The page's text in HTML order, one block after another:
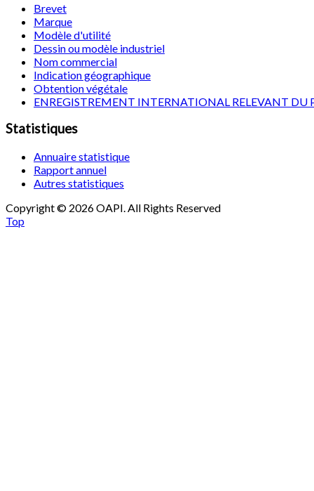
Brevet
Marque
Modèle d'utilité
Dessin ou modèle industriel
Nom commercial
Indication géographique
Obtention végétale
ENREGISTREMENT INTERNATIONAL RELEVANT DU
Statistiques
Annuaire statistique
Rapport annuel
Autres statistiques
Copyright © 2026 OAPI. All Rights Reserved
Top